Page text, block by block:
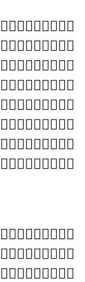
𖐕𖐖𖐗𖐘𖐙𖐚𖐛𖐜𖐝
𖐳𖐴𖐵𖐶𖐷𖐸𖐹𖐺𖐻
𖑑𖑒𖑓𖑔𖑕𖑖𖑗𖑘𖑙
𖑯𖑰𖑱𖑲𖑳𖑴𖑵𖑶𖑷
𖒍𖒎𖒏𖒐𖒑𖒒𖒓𖒔𖒕
𖒫𖒬𖒭𖒮𖒯𖒰𖒱𖒲𖒳
𖓉𖓊𖓋𖓌𖓍𖓎𖓏𖓐𖓑
𖓧𖓨𖓩𖓪𖓫𖓬𖓭𖓮𖓯
𖔕𖔖𖔗𖔘𖔙𖔚𖔛𖔜𖔝
𖔳𖔴𖔵𖔶𖔷𖔸𖔹𖔺𖔻
𖕑𖕒𖕓𖕔𖕕𖕖𖕗𖕘𖕙